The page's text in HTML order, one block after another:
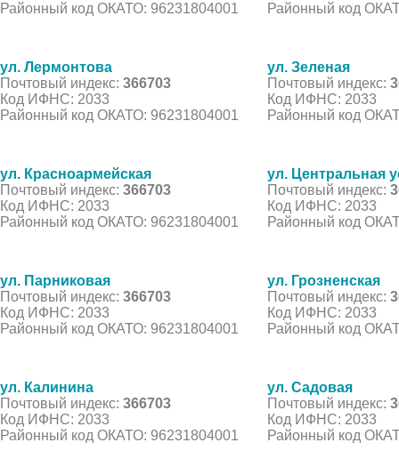
Районный код ОКАТО: 96231804001
Районный код
ул. Лермонтова
Почтовый индекс: 366703
Код ИФНС: 2033
Районный код ОКАТО: 96231804001
ул. Зеленая
Почтовый индекс:
Код ИФНС: 2033
Районный код
ул. Красноармейская
Почтовый индекс: 366703
Код ИФНС: 2033
Районный код ОКАТО: 96231804001
ул. Центральная
Почтовый индекс:
Код ИФНС: 2033
Районный код
ул. Парниковая
Почтовый индекс: 366703
Код ИФНС: 2033
Районный код ОКАТО: 96231804001
ул. Грозненская
Почтовый индекс:
Код ИФНС: 2033
Районный код
ул. Калинина
Почтовый индекс: 366703
Код ИФНС: 2033
Районный код ОКАТО: 96231804001
ул. Садовая
Почтовый индекс:
Код ИФНС: 2033
Районный код